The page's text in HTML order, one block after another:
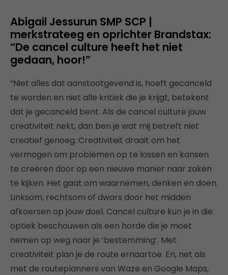
Abigail Jessurun SMP SCP |
merkstrateeg en oprichter Brandstax:
“De cancel culture heeft het niet
gedaan, hoor!”
“Niet alles dat aanstootgevend is, hoeft gecanceld
te worden en niet alle kritiek die je krijgt, betekent
dat je gecanceld bent. Als de cancel culture jouw
creativiteit nekt, dan ben je wat mij betreft niet
creatief genoeg. Creativiteit draait om het
vermogen om problemen op te lossen en kansen
te creëren door op een nieuwe manier naar zaken
te kijken. Het gaat om waarnemen, denken en doen.
Linksom, rechtsom of dwars door het midden
afkoersen op jouw doel. Cancel culture kun je in die
optiek beschouwen als een horde die je moet
nemen op weg naar je ‘bestemming’. Met
creativiteit plan je de route ernaartoe. En, net als
met de routeplanners van Waze en Google Maps,